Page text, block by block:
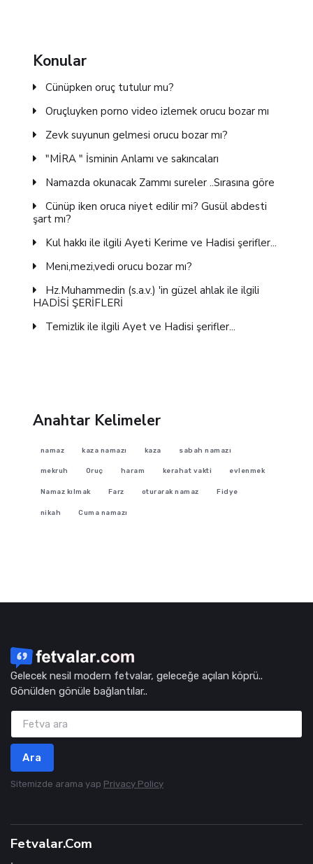
Konular
Cünüpken oruç tutulur mu?
Oruçluyken porno video izlemek orucu bozar mı
Zevk suyunun gelmesi orucu bozar mı?
"MİRA " İsminin Anlamı ve sakıncaları
Namazda okunacak Zammı sureler ..Sırasına göre
Cünüp iken oruca niyet edilir mi? Gusül abdesti
şart mı?
Kul hakkı ile ilgili Ayeti Kerime ve Hadisi şerifler...
Meni,mezi,vedi orucu bozar mı?
Hz.Muhammedin (s.a.v.) 'in güzel ahlak ile ilgili
HADİSİ ŞERİFLERİ
Temizlik ile ilgili Ayet ve Hadisi şerifler...
Anahtar Kelimeler
namaz kaza namazı kaza sabah namazı
mekruh Oruç haram kerahat vakti evlenmek
Namaz kılmak Farz oturarak namaz Fidye
nikah Cuma namazı
Gelecek nesil modern fetvalar, geleceğe açılan köprü..
Gönülden gönüle bağlantılar..
Ara
Sitemizde arama yap Privacy Policy
Fetvalar.Com